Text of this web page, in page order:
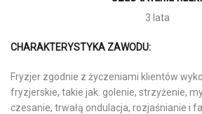
3 lata
CHARAKTERYSTYKA ZAWODU:
Fryzjer zgodnie z życzeniami klientów
fryzjerskie, takie jak: golenie, strzyżenie,
czesanie, trwałą ondulacja, rozjaśnianie i